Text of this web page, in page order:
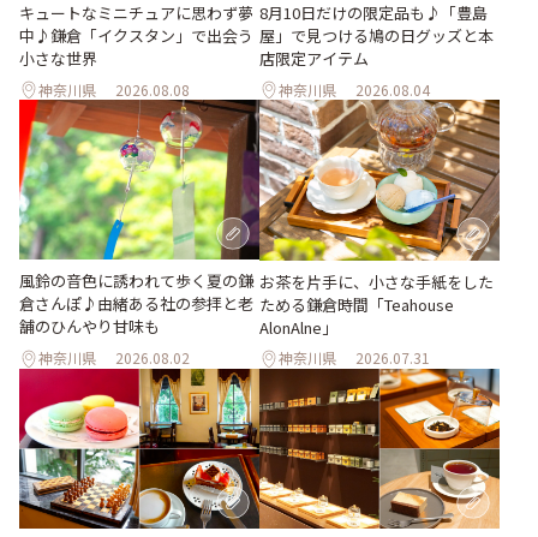
キュートなミニチュアに思わず夢
中♪鎌倉「イクスタン」で出会う
小さな世界
神奈川県 2026.08.08
8月10日だけの限定品も♪「豊島
屋」で見つける鳩の日グッズと本
店限定アイテム
神奈川県 2026.08.04
風鈴の音色に誘われて歩く夏の鎌
倉さんぽ♪由緒ある社の参拝と老
舗のひんやり甘味も
神奈川県 2026.08.02
お茶を片手に、小さな手紙をした
ためる鎌倉時間「Teahouse
AlonAlne」
神奈川県 2026.07.31